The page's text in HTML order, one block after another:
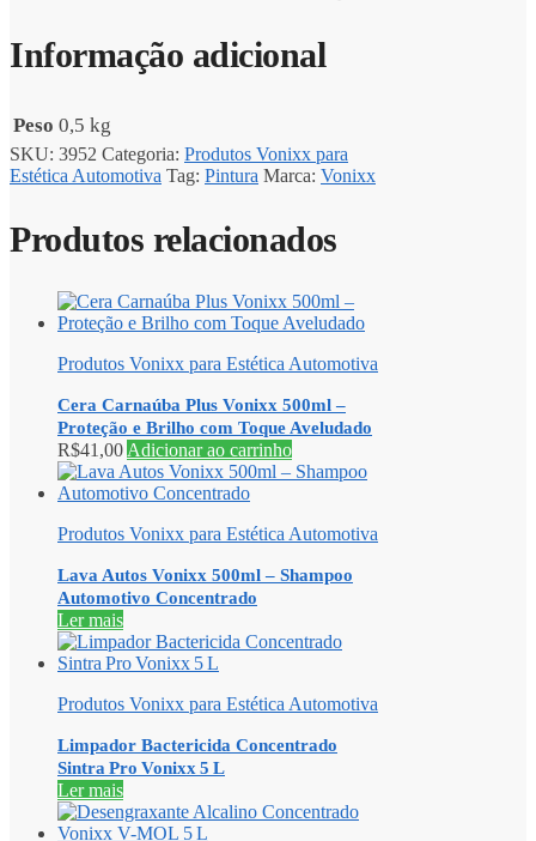
Informação adicional
Peso 0,5 kg
SKU: 3952 Categoria: Produtos Vonixx para
Estética Automotiva Tag: Pintura Marca: Vonixx
Produtos relacionados
Produtos Vonixx para Estética Automotiva
Cera Carnaúba Plus Vonixx 500ml –
Proteção e Brilho com Toque Aveludado
R$41,00 Adicionar ao carrinho
Produtos Vonixx para Estética Automotiva
Lava Autos Vonixx 500ml – Shampoo
Automotivo Concentrado
Ler mais
Produtos Vonixx para Estética Automotiva
Limpador Bactericida Concentrado
Sintra Pro Vonixx 5 L
Ler mais